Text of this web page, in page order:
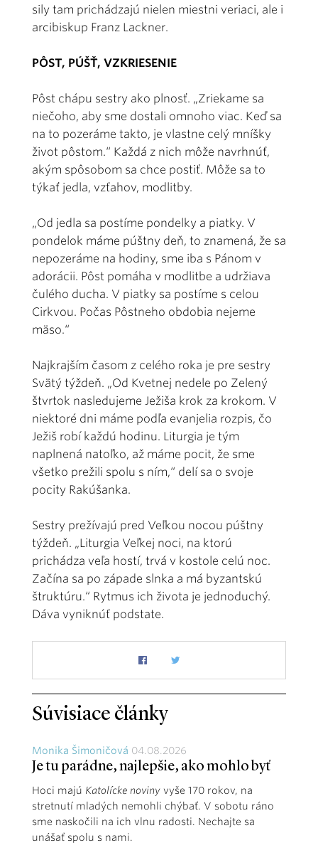
sily tam prichádzajú nielen miestni veriaci, ale i
arcibiskup Franz Lackner.
PÔST, PÚŠŤ, VZKRIESENIE
Pôst chápu sestry ako plnosť. „Zriekame sa
niečoho, aby sme dostali omnoho viac. Keď sa
na to pozeráme takto, je vlastne celý mníšky
život pôstom.“ Každá z nich môže navrhnúť,
akým spôsobom sa chce postiť. Môže sa to
týkať jedla, vzťahov, modlitby.
„Od jedla sa postíme pondelky a piatky. V
pondelok máme púštny deň, to znamená, že sa
nepozeráme na hodiny, sme iba s Pánom v
adorácii. Pôst pomáha v modlitbe a udržiava
čulého ducha. V piatky sa postíme s celou
Cirkvou. Počas Pôstneho obdobia nejeme
mäso.“
Najkrajším časom z celého roka je pre sestry
Svätý týždeň. „Od Kvetnej nedele po Zelený
štvrtok nasledujeme Ježiša krok za krokom. V
niektoré dni máme podľa evanjelia rozpis, čo
Ježiš robí každú hodinu. Liturgia je tým
naplnená natoľko, až máme pocit, že sme
všetko prežili spolu s ním,“ delí sa o svoje
pocity Rakúšanka.
Sestry prežívajú pred Veľkou nocou púštny
týždeň. „Liturgia Veľkej noci, na ktorú
prichádza veľa hostí, trvá v kostole celú noc.
Začína sa po západe slnka a má byzantskú
štruktúru.“ Rytmus ich života je jednoduchý.
Dáva vyniknúť podstate.
Súvisiace články
Monika Šimoničová 04.08.2026
Je tu parádne, najlepšie, ako mohlo byť
Hoci majú Katolícke noviny vyše 170 rokov, na
stretnutí mladých nemohli chýbať. V sobotu ráno
sme naskočili na ich vlnu radosti. Nechajte sa
unášať spolu s nami.